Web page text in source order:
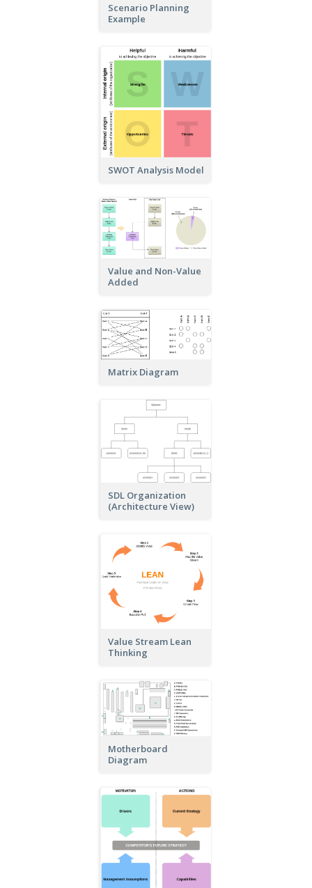
Scenario Planning
Example
SWOT Analysis Model
Value and Non-Value
Added
Matrix Diagram
SDL Organization
(Architecture View)
Value Stream Lean
Thinking
Motherboard
Diagram